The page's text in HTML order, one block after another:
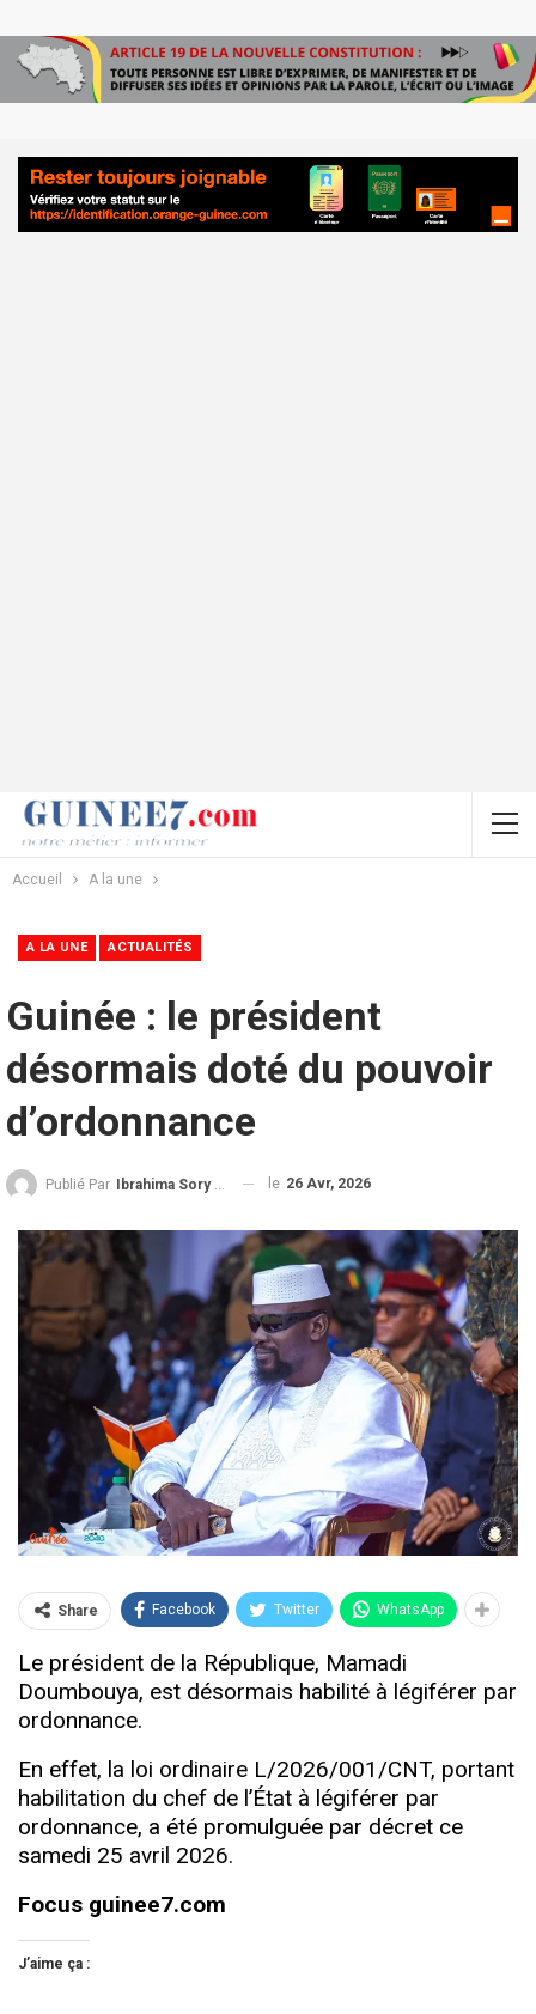
Accueil A la une
A LA UNE ACTUALITÉS
Guinée : le président
désormais doté du pouvoir
d’ordonnance
Publié Par Ibrahima Sory Diallo le 26 Avr, 2026
Share Facebook Twitter WhatsApp
Le président de la République, Mamadi
Doumbouya, est désormais habilité à légiférer par
ordonnance.
En effet, la loi ordinaire L/2026/001/CNT, portant
habilitation du chef de l’État à légiférer par
ordonnance, a été promulguée par décret ce
samedi 25 avril 2026.
Focus guinee7.com
J’aime ça :